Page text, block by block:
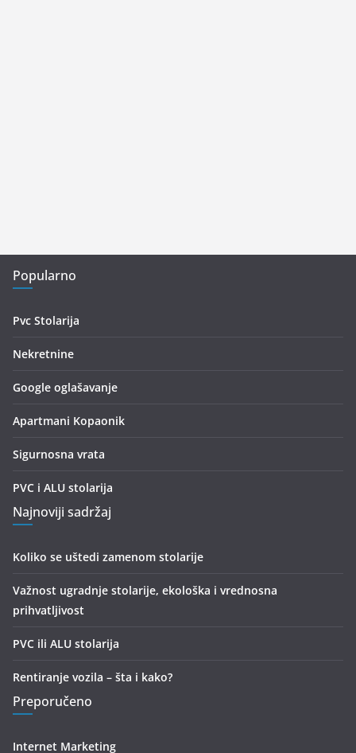
Popularno
Pvc Stolarija
Nekretnine
Google oglašavanje
Apartmani Kopaonik
Sigurnosna vrata
PVC i ALU stolarija
Najnoviji sadržaj
Koliko se uštedi zamenom stolarije
Važnost ugradnje stolarije, ekološka i vrednosna
prihvatljivost
PVC ili ALU stolarija
Rentiranje vozila – šta i kako?
Preporučeno
Internet Marketing